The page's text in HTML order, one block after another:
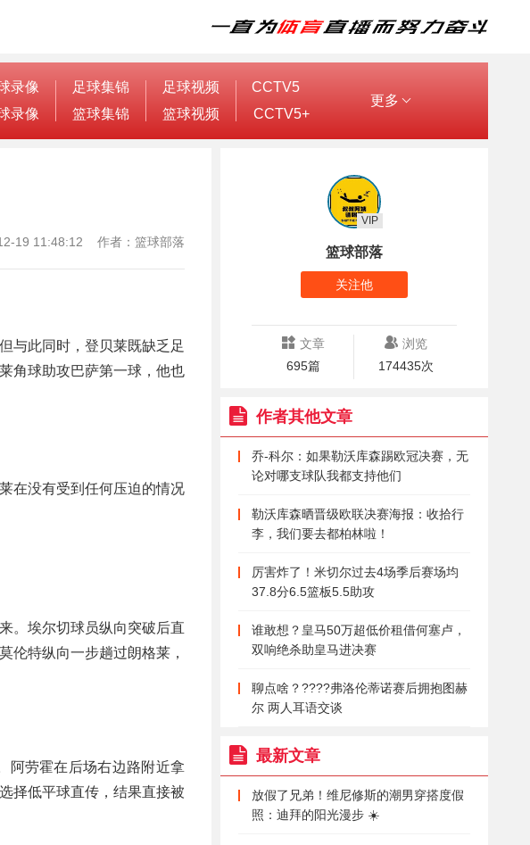
录像
录像
足球集锦
篮球集锦
足球视频
篮球视频
CCTV5
CCTV5+
更多
19 11:48:12 作者：篮球部落
与此同时，登贝莱既缺乏足
角球助攻巴萨第一球，他也
在没有受到任何压迫的情况
。埃尔切球员纵向突破后直
伦特纵向一步趟过朗格莱，
阿劳霍在后场右边路附近拿
择低平球直传，结果直接被
篮球部落
VIP
关注他
文章
695篇
浏览
174435次
作者其他文章
乔-科尔：如果勒沃库森踢欧冠决赛，无
论对哪支球队我都支持他们
勒沃库森晒晋级欧联决赛海报：收拾行
李，我们要去都柏林啦！
厉害炸了！米切尔过去4场季后赛场均
37.8分6.5篮板5.5助攻
谁敢想？皇马50万超低价租借何塞卢，
双响绝杀助皇马进决赛
聊点啥？????弗洛伦蒂诺赛后拥抱图赫
尔 两人耳语交谈
最新文章
放假了兄弟！维尼修斯的潮男穿搭度假
照：迪拜的阳光漫步 ☀️